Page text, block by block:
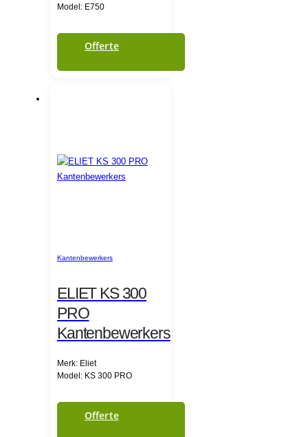
Model: E750
Offerte
Kantenbewerkers
ELIET KS 300
PRO
Kantenbewerkers
Merk: Eliet
Model: KS 300 PRO
Offerte